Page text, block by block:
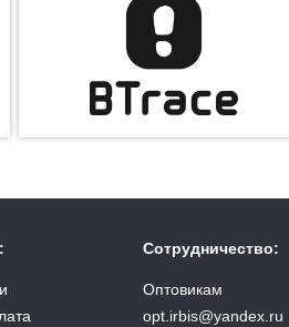
Сотрудничество:
Оптовикам
opt.irbis@yandex.ru